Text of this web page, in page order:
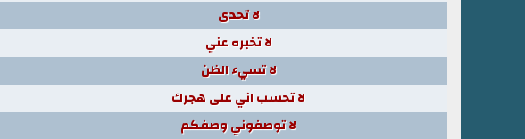
لا تحدى
لا تخبره عني
لا تسيء الظن
لا تحسب اني على هجرك
لا توصفوني وصفكم